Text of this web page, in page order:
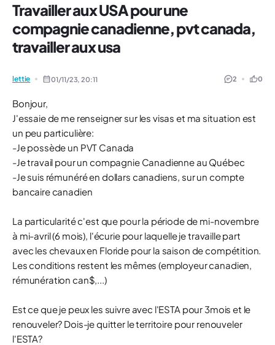
Travailler aux USA pour une
compagnie canadienne, pvt canada,
travailler aux usa
lettie 01/11/23,20:11 2 0
Bonjour,
J'essaie de me renseigner sur les visas et ma situation est
un peu particulière:
-Je possède un PVT Canada
-Je travail pour un compagnie Canadienne au Québec
-Je suis rémunéré en dollars canadiens, sur un compte
bancaire canadien
La particularité c'est que pour la période de mi-novembre
à mi-avril (6 mois), l'écurie pour laquelle je travaille part
avec les chevaux en Floride pour la saison de compétition.
Les conditions restent les mêmes (employeur canadien,
rémunération can$,...)
Est ce que je peux les suivre avec l'ESTA pour 3mois et le
renouveler? Dois-je quitter le territoire pour renouveler
l'ESTA?